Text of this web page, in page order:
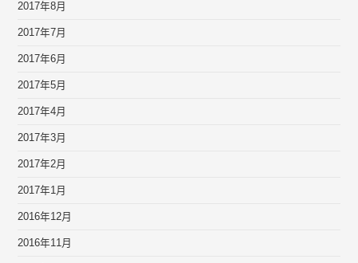
2017年8月
2017年7月
2017年6月
2017年5月
2017年4月
2017年3月
2017年2月
2017年1月
2016年12月
2016年11月